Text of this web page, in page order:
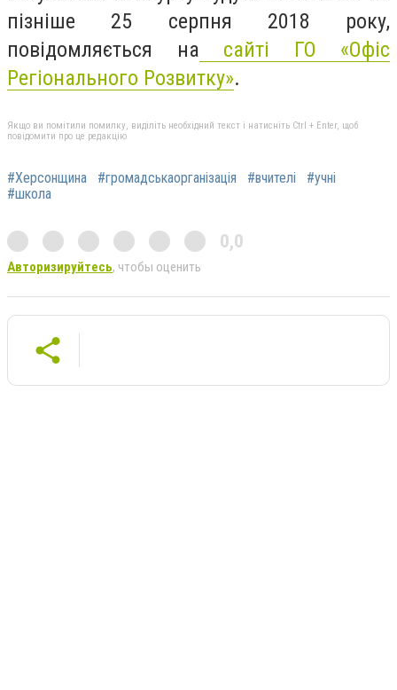
пізніше 25 серпня 2018 року,
повідомляється на сайті ГО «Офіс
Регіонального Розвитку».
Якщо ви помітили помилку, виділіть необхідний текст і натисніть Ctrl + Enter, щоб
повідомити про це редакцію
#Херсонщина #громадськаорганізація #вчителі
#учні
#школа
0,0
Авторизируйтесь, чтобы оценить